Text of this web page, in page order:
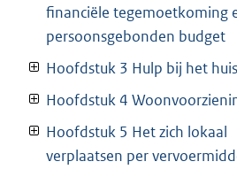
financiële tegemoetkoming
persoonsgebonden budget
Hoofdstuk 3 Hulp bij het
Hoofdstuk 4
Hoofdstuk 5 Het zich lokaal
verplaatsen per